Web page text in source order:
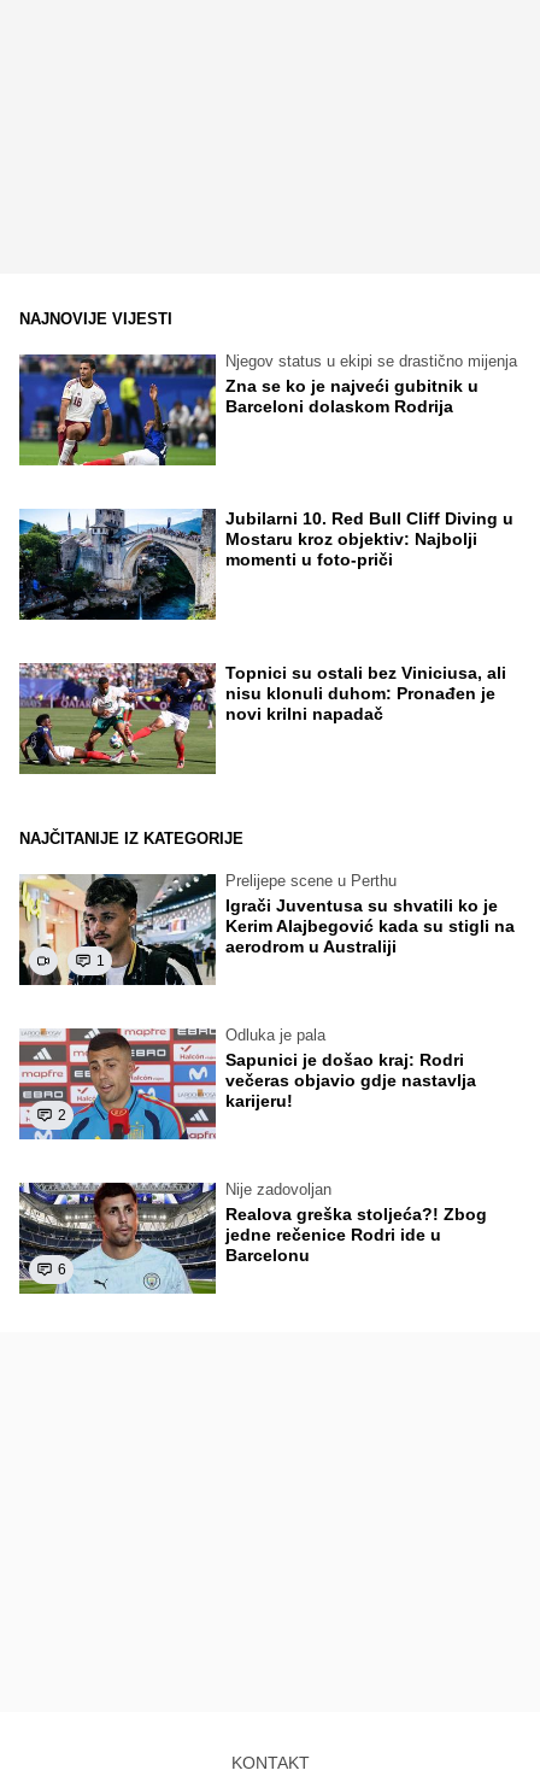
NAJNOVIJE VIJESTI
Njegov status u ekipi se drastično mijenja
Zna se ko je najveći gubitnik u
Barceloni dolaskom Rodrija
Jubilarni 10. Red Bull Cliff Diving u
Mostaru kroz objektiv: Najbolji
momenti u foto-priči
Topnici su ostali bez Viniciusa, ali
nisu klonuli duhom: Pronađen je
novi krilni napadač
NAJČITANIJE IZ KATEGORIJE
1
Prelijepe scene u Perthu
Igrači Juventusa su shvatili ko je
Kerim Alajbegović kada su stigli na
aerodrom u Australiji
2
Odluka je pala
Sapunici je došao kraj: Rodri
večeras objavio gdje nastavlja
karijeru!
6
Nije zadovoljan
Realova greška stoljeća?! Zbog
jedne rečenice Rodri ide u
Barcelonu
KONTAKT